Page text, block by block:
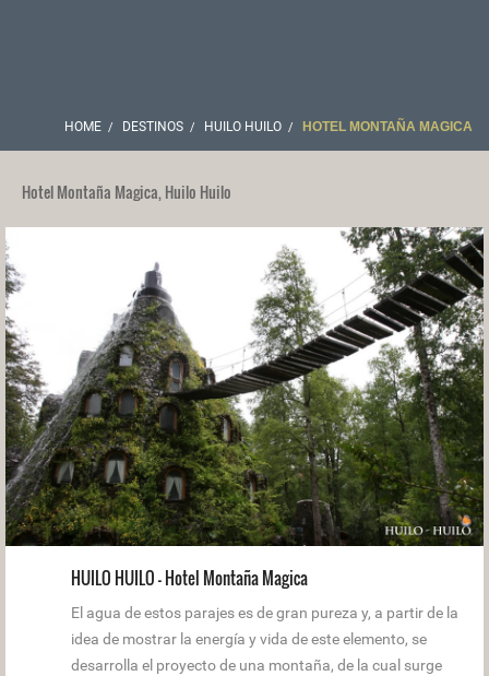
HOME DESTINOS HUILO HUILO HOTEL MONTAÑA MAGICA
Hotel Montaña Magica, Huilo Huilo
HUILO HUILO - Hotel Montaña Magica
El agua de estos parajes es de gran pureza y, a partir de la
idea de mostrar la energía y vida de este elemento, se
desarrolla el proyecto de una montaña, de la cual surge